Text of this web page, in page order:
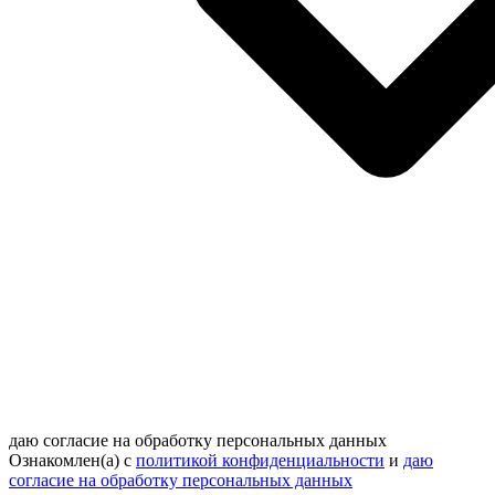
даю согласие на обработку персональных данных
Ознакомлен(а) с политикой конфиденциальности и даю
согласие на обработку персональных данных